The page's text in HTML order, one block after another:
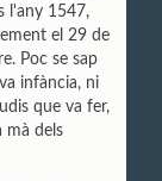
l'any 1547,
el 29 de
Poc se sap
infància, ni
que va fer,
mà dels